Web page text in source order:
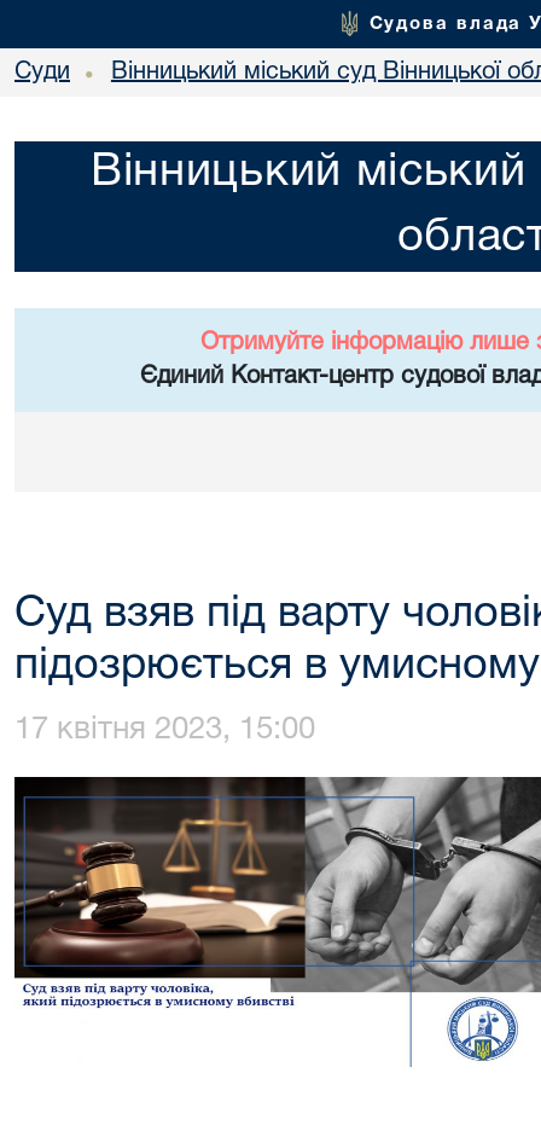
Судова влада
Суди • Вінницький міський суд Вінницької
Вінницький міський
Отримуйте інформацію лише
Єдиний Контакт-центр судової
Суд взяв під варту
підозрюється в умисному
17 квітня 2023, 15:00